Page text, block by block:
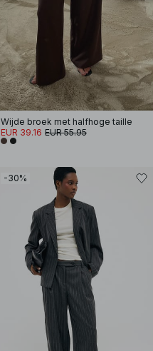
Wijde broek met halfhoge taille
EUR 39.16 EUR 55.95
-30%